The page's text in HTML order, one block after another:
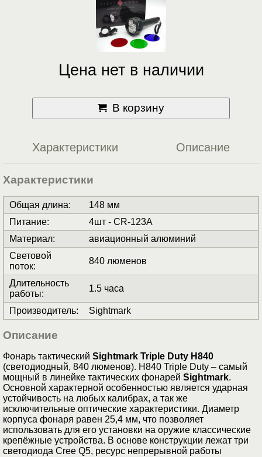
Цена нет в наличии
В корзину
Характеристики Описание
Характеристики
Общая длина:
148 мм
Питание:
4шт - CR-123A
Материал:
авиационный алюминий
Световой
поток:
840 люменов
Длительность
работы:
1.5 часа
Производитель: Sightmark
Описание
Фонарь тактический Sightmark Triple Duty H840
(светодиодный, 840 люменов). H840 Triple Duty – самый
мощный в линейке тактических фонарей Sightmark.
Основной характерной особенностью является ударная
устойчивость на любых калибрах, а так же
исключительные оптические характеристики. Диаметр
корпуса фонаря равен 25,4 мм, что позволяет
использовать для его установки на оружие классические
крепёжные устройства. В основе конструкции лежат три
светодиода Cree Q5, ресурс непрерывной работы